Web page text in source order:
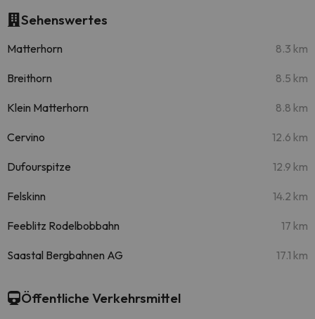
Sehenswertes
Matterhorn 8.3 km
Breithorn 8.5 km
Klein Matterhorn 8.8 km
Cervino 12.6 km
Dufourspitze 12.9 km
Felskinn 14.2 km
Feeblitz Rodelbobbahn 17 km
Saastal Bergbahnen AG 17.1 km
Öffentliche Verkehrsmittel